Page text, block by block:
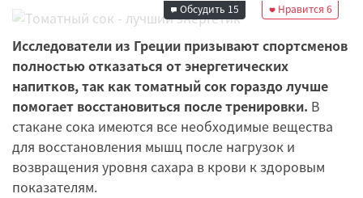
Нравится 6
Обсудить 15
Исследователи из Греции призывают спортсменов
полностью отказаться от энергетических
напитков, так как томатный сок гораздо лучше
помогает восстановиться после тренировки. В
стакане сока имеются все необходимые вещества
для восстановления мышц после нагрузок и
возвращения уровня сахара в крови к здоровым
показателям.